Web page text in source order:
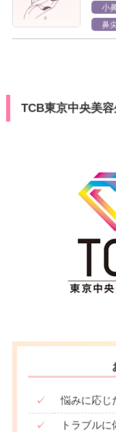
小
鼻
TCB東京中央美
✓ 悩みに応じ
✓ トラブル